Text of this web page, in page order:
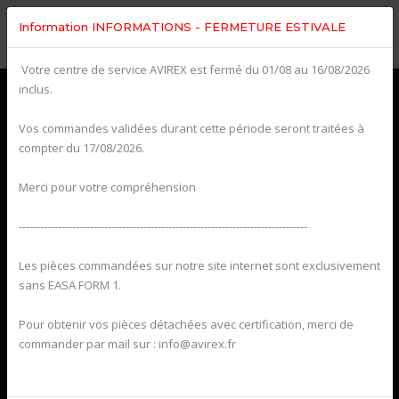
Information INFORMATIONS - FERMETURE ESTIVALE
Votre centre de service AVIREX est fermé du 01/08 au 16/08/2026
inclus.
Vos commandes validées durant cette période seront traitées à
compter du 17/08/2026.
Merci pour votre compréhension
---------------------------------------------------------------------------------
Les pièces commandées sur notre site internet sont exclusivement
sans EASA FORM 1.
Pour obtenir vos pièces détachées avec certification, merci de
commander par mail sur : info@avirex.fr